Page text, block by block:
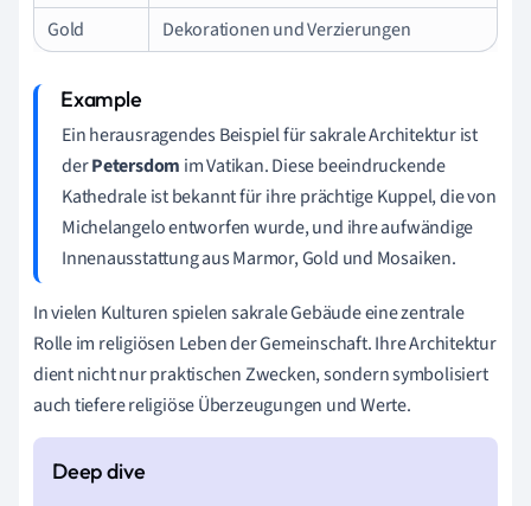
Gold
Dekorationen und Verzierungen
Ein herausragendes Beispiel für sakrale Architektur ist
derPetersdom im Vatikan. Diese beeindruckende
Kathedrale ist bekannt für ihre prächtige Kuppel, die von
Michelangelo entworfen wurde, und ihre aufwändige
Innenausstattung aus Marmor, Gold und Mosaiken.
In vielen Kulturen spielen sakrale Gebäude eine zentrale
Rolle im religiösen Leben der Gemeinschaft. Ihre Architektur
dient nicht nur praktischen Zwecken, sondern symbolisiert
auch tiefere religiöse Überzeugungen und Werte.